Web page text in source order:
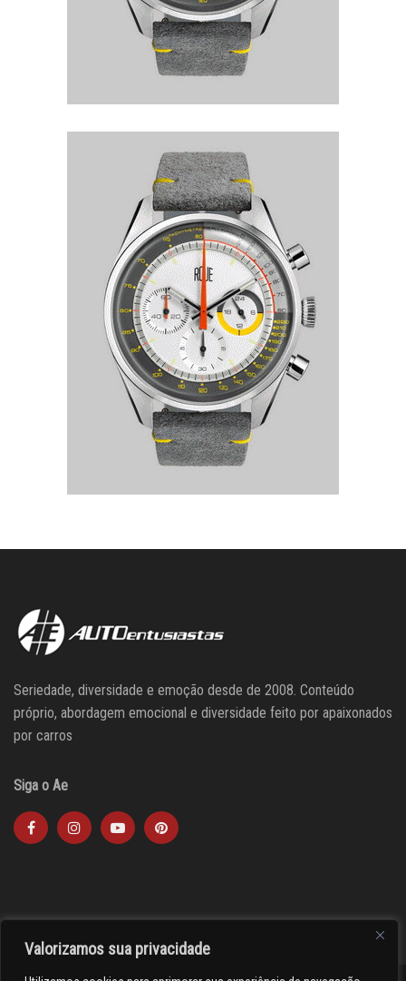
Valorizamos sua privacidade
Seriedade, diversidade e emoção desde de 2008. Conteúdo
próprio, abordagem emocional e diversidade feito por apaixonados
por carros
Siga o Ae